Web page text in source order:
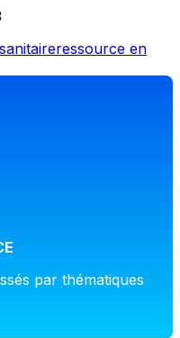
ressource en
par thématiques